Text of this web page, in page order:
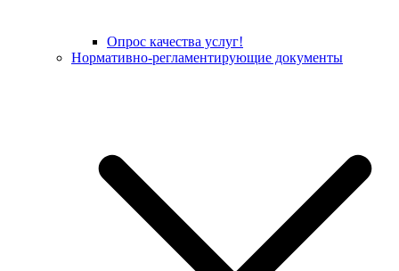
Опрос качества услуг!
Нормативно-регламентирующие документы